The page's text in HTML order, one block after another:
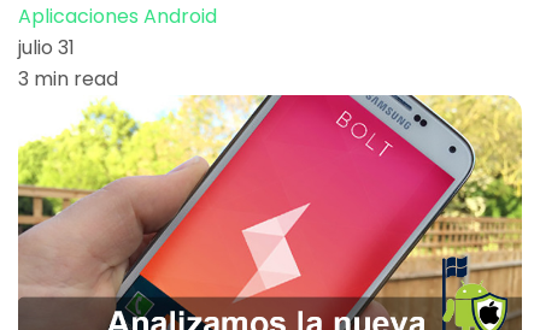
Aplicaciones Android
julio 31
3 min read